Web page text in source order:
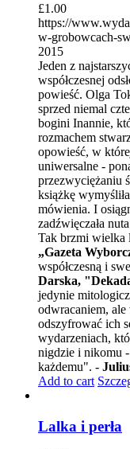
£1.00
https://
w-grobowcach-
2015
Jeden z
współczesnej
powieść. Olga
sprzed niemal
bogini Inannie,
rozmachem
opowieść, w
uniwersalne -
przezwyciężaniu
książkę
mówienia. I
zadźwięczała
Tak brzmi wielka
„Gazeta
współczesną i
Darska,
jedynie
odwracaniem,
odszyfrować ich
wydarzeniach,
nigdzie i nikomu
każdemu". -
Add to cart
Lalka i perła